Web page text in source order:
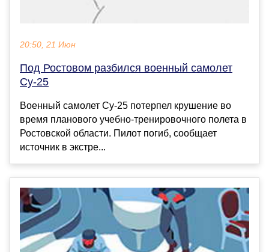
20:50, 21 Июн
Под Ростовом разбился военный самолет
Су-25
Военный самолет Су-25 потерпел крушение во
время планового учебно-тренировочного полета в
Ростовской области. Пилот погиб, сообщает
источник в экстре...